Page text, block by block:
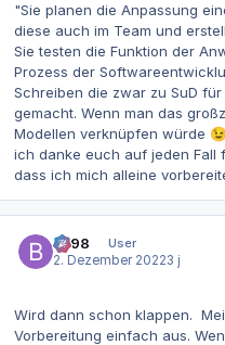
"Sie planen die Anpassung
diese auch im Team und
Sie testen die Funktion der
Prozess der Softw
Schreiben die zwar zu SuD
gemacht. Wenn man das
Modellen verknüpfen würde
ich danke euch auf jeden Fall
dass ich mich alleine
be98
User
2. Dezember 20223 j
Wird dann schon klappen.
Vorbereitung einfach aus.